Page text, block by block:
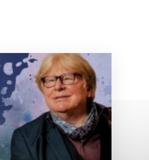
Analytické cookies
tým,